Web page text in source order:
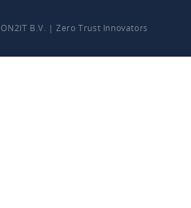
B.V. | Zero Trust Innovators